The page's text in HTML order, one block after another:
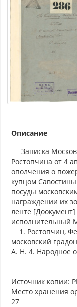
Описание
Записка
Ростопчина от 4
ополчения о
купцом
посуды
награждении их
ленте
исполнительный
1. Ростопчин,
московский
А. Н. 4. Народное
Источник копии:
Место хранения
27